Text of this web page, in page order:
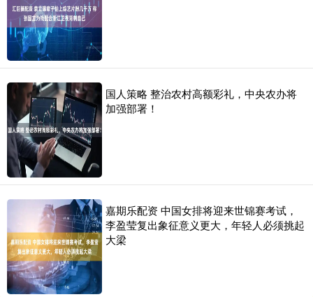
国人策略 整治农村高额彩礼，中央农办将
加强部署！
嘉期乐配资 中国女排将迎来世锦赛考试，
李盈莹复出象征意义更大，年轻人必须挑起
大梁